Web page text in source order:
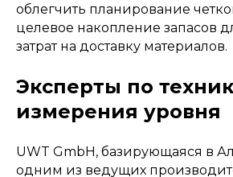
облегчить планирование
целевое накопление запасов
затрат на доставку материалов.
Эксперты по
измерения уровня
UWT GmbH, базирующаяся в
одним из ведущих